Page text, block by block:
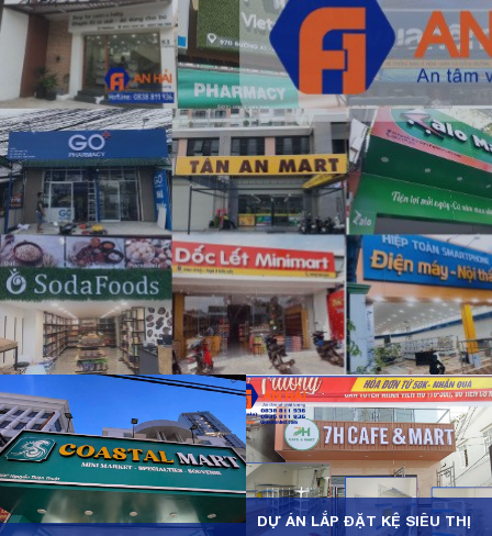
DỰ ÁN LẮP ĐẶT KỆ SIÊU THỊ